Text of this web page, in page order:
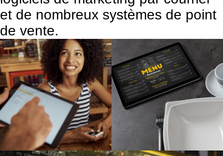
et de nombreux systèmes de point
de vente.